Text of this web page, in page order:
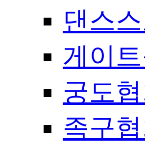
댄스
게이
궁도
족구